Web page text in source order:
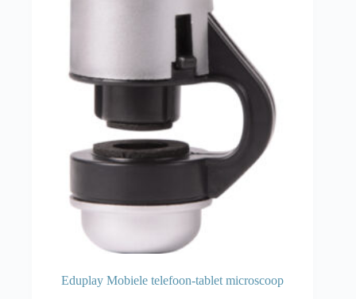
Eduplay Mobiele telefoon-tablet microscoop